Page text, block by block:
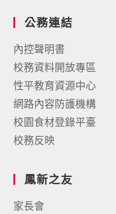
公務連結
內控聲明書
校務資料開放專區
性平教育資源中心
網路內容防護機構
校園食材登錄平臺
校務反映
鳳新之友
家長會